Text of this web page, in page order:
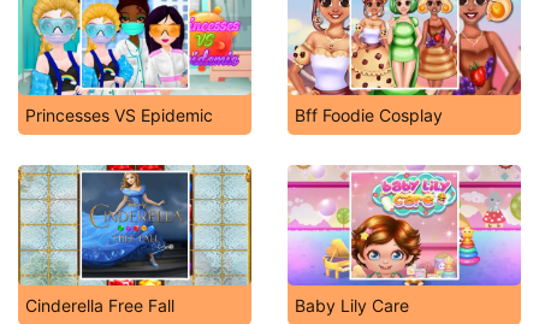
Princesses VS Epidemic Bff Foodie Cosplay
Cinderella Free Fall Baby Lily Care